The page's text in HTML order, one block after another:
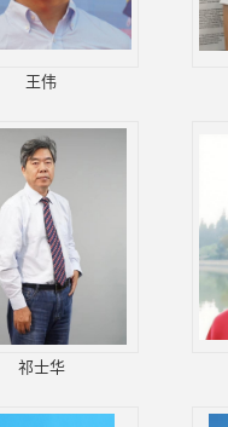
王伟
祁士华